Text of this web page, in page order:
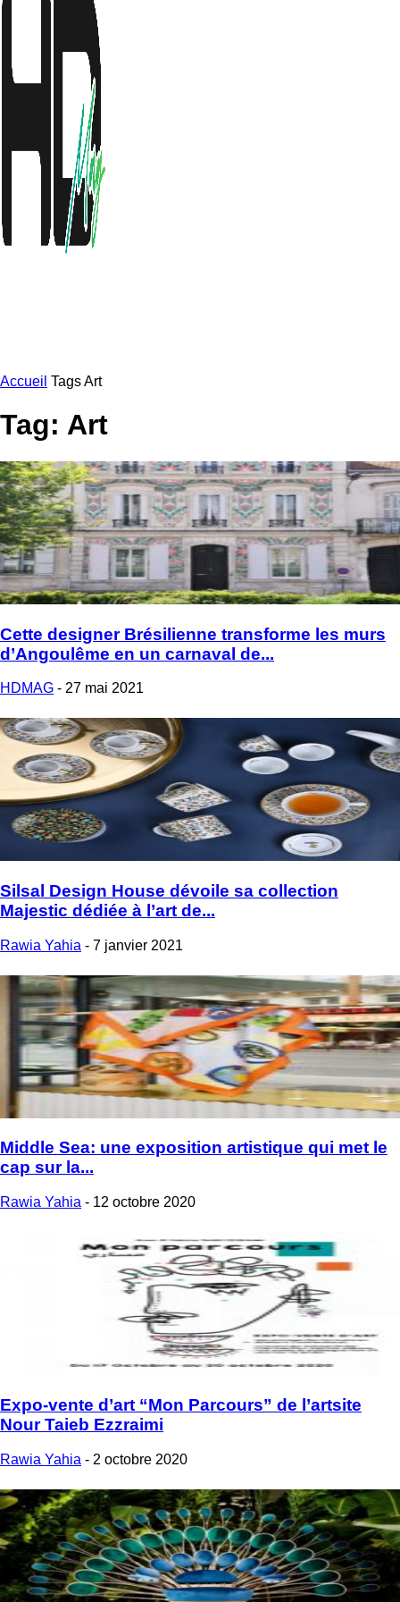
Accueil TagsArt
Tag: Art
Cette designer Brésilienne transforme les murs
d’Angoulême en un carnaval de...
HDMAG - 27 mai 2021
Silsal Design House dévoile sa collection
Majestic dédiée à l’art de...
Rawia Yahia - 7 janvier 2021
Middle Sea: une exposition artistique qui met le
cap sur la...
Rawia Yahia - 12 octobre 2020
Expo-vente d’art “Mon Parcours” de l’artsite
Nour Taieb Ezzraimi
Rawia Yahia - 2 octobre 2020